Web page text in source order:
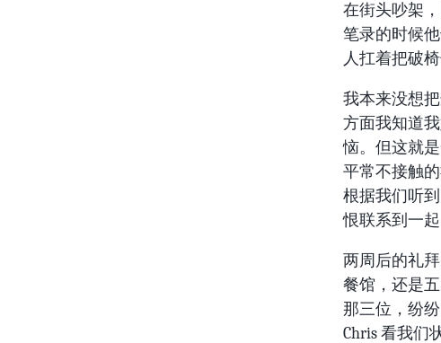
在街头吵架
笔录的时候
人扛着把破
我本来没想
方面我知道
恼。但这就
平常不接触
根据我们听
恨联系到一起
两周后的礼
餐馆，还是
那三位，纷
Chris 看我们